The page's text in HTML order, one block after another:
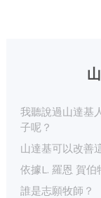
我聽說過山達基
子呢？
山達基可以改善
依據L. 羅恩 賀伯
誰是志願牧師？